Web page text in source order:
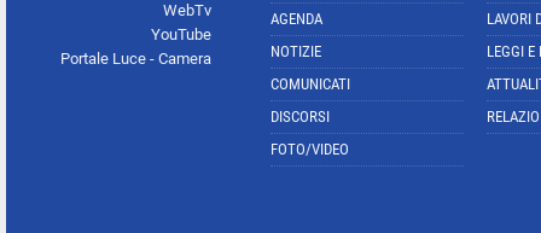
WebTv
YouTube
Portale Luce - Camera
AGENDA
NOTIZIE
COMUNICATI
DISCORSI
FOTO/VIDEO
LAVORI
LEGGI E